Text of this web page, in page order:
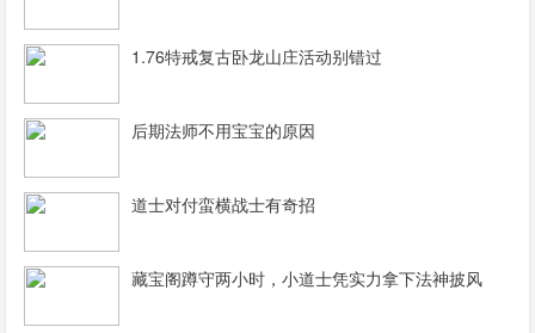
1.76特戒复古卧龙山庄活动别错过
后期法师不用宝宝的原因
道士对付蛮横战士有奇招
藏宝阁蹲守两小时，小道士凭实力拿下法神披风